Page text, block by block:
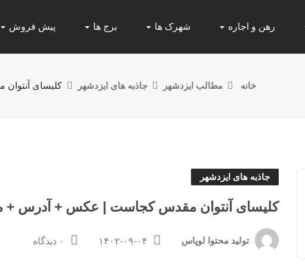
رهن و اجاره شهرک ها برج ها پیش فروش
خانه مطالب ایزدشهر جاذبه های ایزدشهر کلیسای
جاذبه های ایزدشهر
کلیسای آنتوان مقدس کجاست | عکس + آدرس
تولید محتوا لوپاس ۱۴۰۲-۰۹-۰۴ ۰ دیدگاه